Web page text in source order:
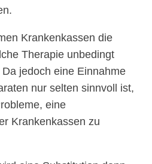
Krankenkassen die
Therapie unbedingt
jedoch eine Einnahme
nur selten sinnvoll ist,
eine
Krankenkassen zu